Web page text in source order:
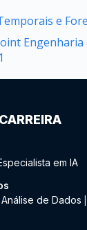
e
em IA
Análise de Dados